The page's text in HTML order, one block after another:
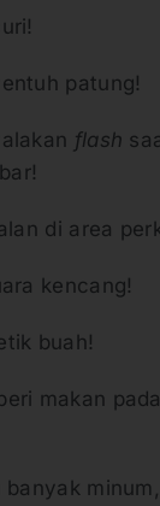
patung!
flash
di area
kencang!
buah!
makan